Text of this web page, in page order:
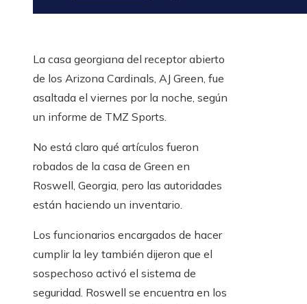
La casa georgiana del receptor abierto
de los Arizona Cardinals, AJ Green, fue
asaltada el viernes por la noche, según
un informe de TMZ Sports.
No está claro qué artículos fueron
robados de la casa de Green en
Roswell, Georgia, pero las autoridades
están haciendo un inventario.
Los funcionarios encargados de hacer
cumplir la ley también dijeron que el
sospechoso activó el sistema de
seguridad. Roswell se encuentra en los